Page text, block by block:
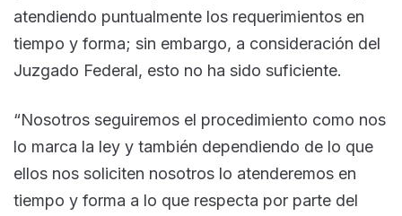
atendiendo puntualmente los requerimientos en
tiempo y forma; sin embargo, a consideración del
Juzgado Federal, esto no ha sido suficiente.
“Nosotros seguiremos el procedimiento como nos
lo marca la ley y también dependiendo de lo que
ellos nos soliciten nosotros lo atenderemos en
tiempo y forma a lo que respecta por parte del